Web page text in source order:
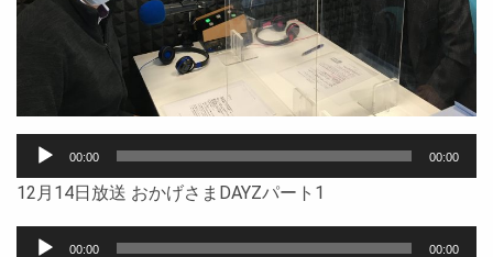
プ
レ
00:00 00:00
12月14日放送 おかげさまDAYZパート1
00:00 00:00